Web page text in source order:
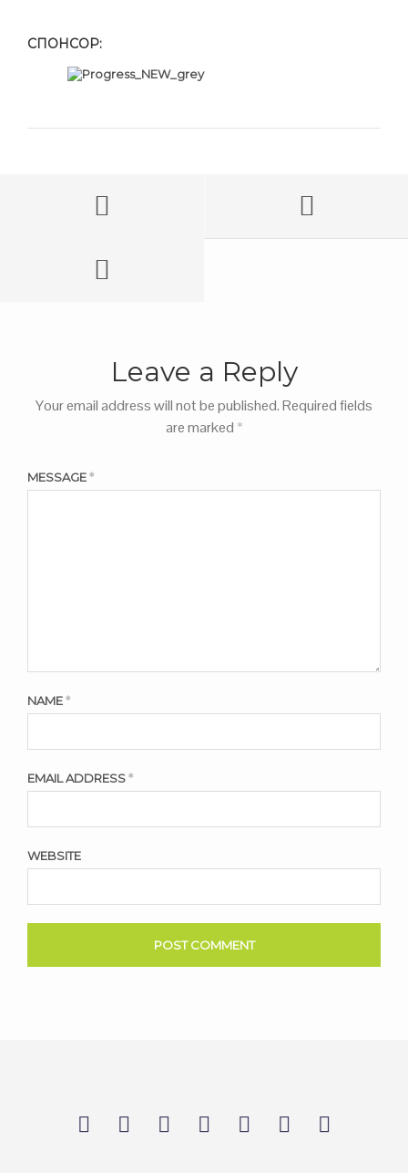
СПОНСОР:
Leave a Reply
Your email address will not be published.Required fields
are marked*
MESSAGE*
NAME*
EMAIL ADDRESS*
WEBSITE